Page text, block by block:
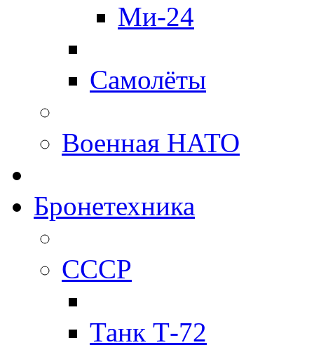
Ми-24
Самолёты
Военная НАТО
Бронетехника
СССР
Танк Т-72